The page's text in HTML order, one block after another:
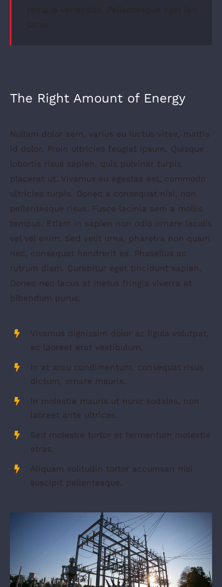
The Right Amount of Energy
Nullam dolor sem, varius eu luctus vitae, mattis
id dolor. Proin ultricies feugiat ipsum. Quisque
lobortis risus sapien, quis pulvinar turpis
placerat ut. Vivamus eu egestas est, commodo
ultricies turpis. Donec a consequat nisi, non
pellentesque risus. Fusce lacinia sem a mollis
tempus. Etiam in sapien non odio ornare iaculis
vel vel enim. Sed velit urna, pharetra non quam
nec, consequat hendrerit ex. Phasellus ac
rutrum diam. Curabitur eget tincidunt sapien.
Donec nec lacus at metus fringia viverra at
bibendum purus.
Vivamus dignissim dolor ac ligula volutpat,
ac laoreet erat vestibulum.
In at arcu condimentum, consequat risus
dictum, ornare mauris.
In molestie mauris ut nunc sodales, non
laoreet ante ultrices.
Sed molestie tortor et fermentum molestie
etras.
Aliquam solitudin tortor accumsan nisi
suscipit pellentesque.